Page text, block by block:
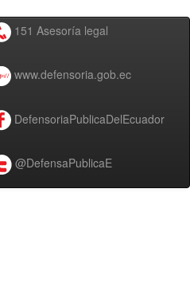
151 Asesoría legal
www.defensoria.gob.ec
DefensoriaPublicaDelEcuador
@DefensaPublicaE